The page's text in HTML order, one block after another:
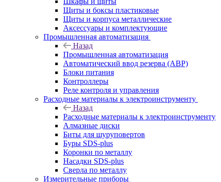
Щиты и боксы пластиковые
Щиты и корпуса металлические
Аксессуары и комплектующие
Промышленная автоматизация
Назад
Промышленная автоматизация
Автоматический ввод резерва (АВР)
Блоки питания
Контроллеры
Реле контроля и управления
Расходные материалы к электроинструменту
Назад
Расходные материалы к электроинструменту
Алмазные диски
Биты для шуруповертов
Буры SDS-plus
Коронки по металлу
Насадки SDS-plus
Сверла по металлу
Измерительные приборы